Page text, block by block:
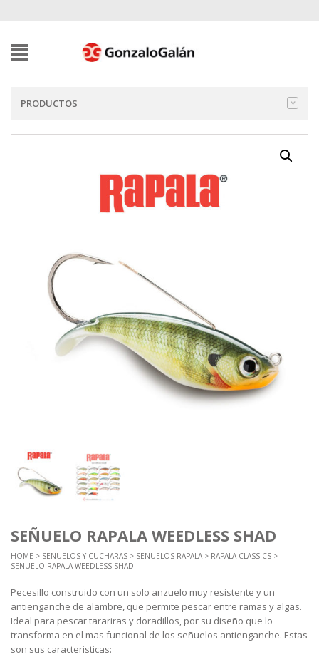
PRODUCTOS
SEÑUELO RAPALA WEEDLESS SHAD
HOME > SEÑUELOS Y CUCHARAS > SEÑUELOS RAPALA > RAPALA CLASSICS >
SEÑUELO RAPALA WEEDLESS SHAD
Pecesillo construido con un solo anzuelo muy resistente y un
antienganche de alambre, que permite pescar entre ramas y algas.
Ideal para pescar tarariras y doradillos, por su diseño que lo
transforma en el mas funcional de los señuelos antienganche. Estas
son sus caracteristicas: